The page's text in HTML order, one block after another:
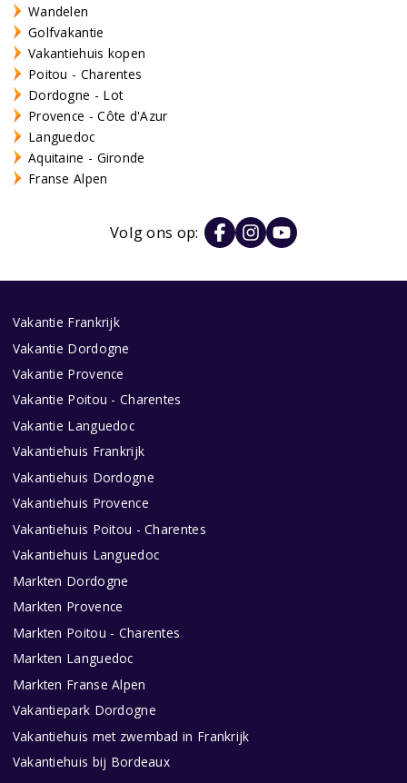
Wandelen
Golfvakantie
Vakantiehuis kopen
Poitou - Charentes
Dordogne - Lot
Provence - Côte d'Azur
Languedoc
Aquitaine - Gironde
Franse Alpen
Volg ons op:
Vakantie Frankrijk
Vakantie Dordogne
Vakantie Provence
Vakantie Poitou - Charentes
Vakantie Languedoc
Vakantiehuis Frankrijk
Vakantiehuis Dordogne
Vakantiehuis Provence
Vakantiehuis Poitou - Charentes
Vakantiehuis Languedoc
Markten Dordogne
Markten Provence
Markten Poitou - Charentes
Markten Languedoc
Markten Franse Alpen
Vakantiepark Dordogne
Vakantiehuis met zwembad in Frankrijk
Vakantiehuis bij Bordeaux